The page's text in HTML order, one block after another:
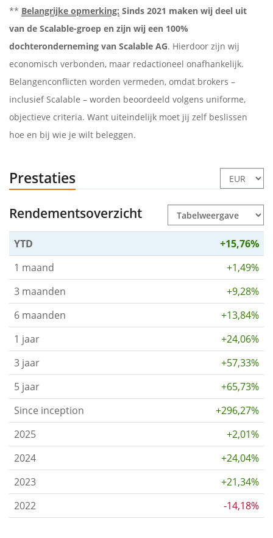
** Belangrijke opmerking: Sinds 2021 maken wij deel uit
van de Scalable-groep en zijn wij een 100%
dochteronderneming van Scalable AG. Hierdoor zijn wij
economisch verbonden, maar redactioneel onafhankelijk.
Belangenconflicten worden vermeden, omdat brokers –
inclusief Scalable – worden beoordeeld volgens uniforme,
objectieve criteria. Want uiteindelijk moet jij zelf beslissen
hoe en bij wie je wilt beleggen.
Prestaties
Rendementsoverzicht
YTD
+15,76%
1 maand
+1,49%
3 maanden
+9,28%
6 maanden
+13,84%
1 jaar
+24,06%
3 jaar
+57,33%
5 jaar
+65,73%
Since inception
+296,27%
2025
+2,01%
2024
+24,04%
2023
+21,34%
2022
-14,18%